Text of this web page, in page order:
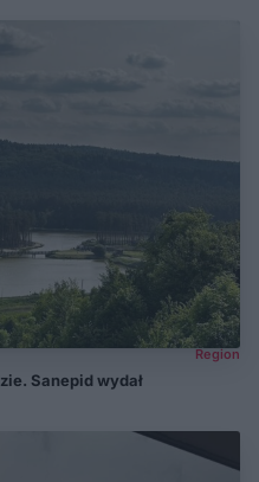
Region
Sanepid wydał